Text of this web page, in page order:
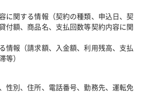
に関する情報（契約の種類、申込日、契
付額、商品名、支払回数等契約内容に関
情報（請求額、入金額、利用残高、支払
等）
性別、住所、電話番号、勤務先、運転免